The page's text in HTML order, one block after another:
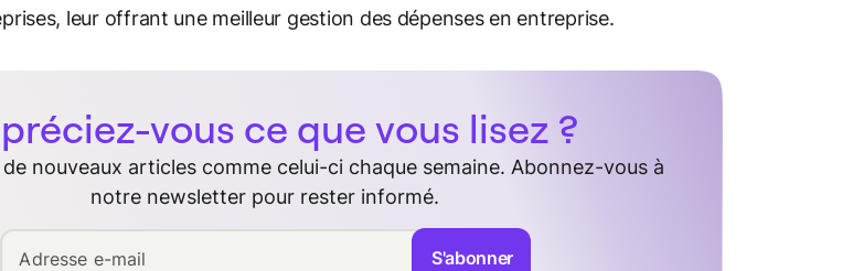
leur offrant une meilleur gestion des dépenses en entreprise.
vous ce que vous lisez ?
nouveaux articles comme celui-ci chaque semaine. Abonnez-vous à
notre newsletter pour rester informé.
Adresse e-mail S'abonner